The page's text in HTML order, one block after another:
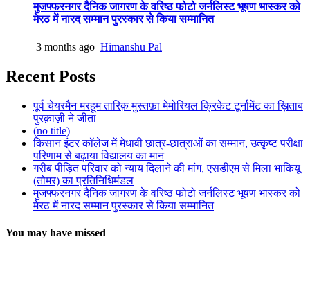
मुजफ्फरनगर दैनिक जागरण के वरिष्ठ फोटो जर्नलिस्ट भूषण भास्कर को
मेरठ में नारद सम्मान पुरस्कार से किया सम्मानित
3 months ago Himanshu Pal
Recent Posts
पूर्व चेयरमैन मरहूम तारिक़ मुस्तफ़ा मेमोरियल क्रिकेट टूर्नामेंट का ख़िताब
पुरक़ाज़ी ने जीता
(no title)
किसान इंटर कॉलेज में मेधावी छात्र-छात्राओं का सम्मान, उत्कृष्ट परीक्षा
परिणाम से बढ़ाया विद्यालय का मान
गरीब पीड़ित परिवार को न्याय दिलाने की मांग, एसडीएम से मिला भाकियू
(तोमर) का प्रतिनिधिमंडल
मुजफ्फरनगर दैनिक जागरण के वरिष्ठ फोटो जर्नलिस्ट भूषण भास्कर को
मेरठ में नारद सम्मान पुरस्कार से किया सम्मानित
You may have missed